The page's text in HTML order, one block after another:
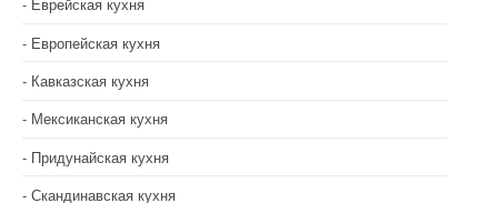
Еврейская кухня
Европейская кухня
Кавказская кухня
Мексиканская кухня
Придунайская кухня
Скандинавская кухня